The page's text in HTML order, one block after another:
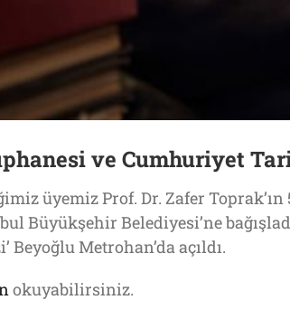
ve Cumhuriyet
üyemiz Prof. Dr. Zafer
Büyükşehir Belediyesi’ne
Metrohan’da açıldı.
okuyabilirsiniz.